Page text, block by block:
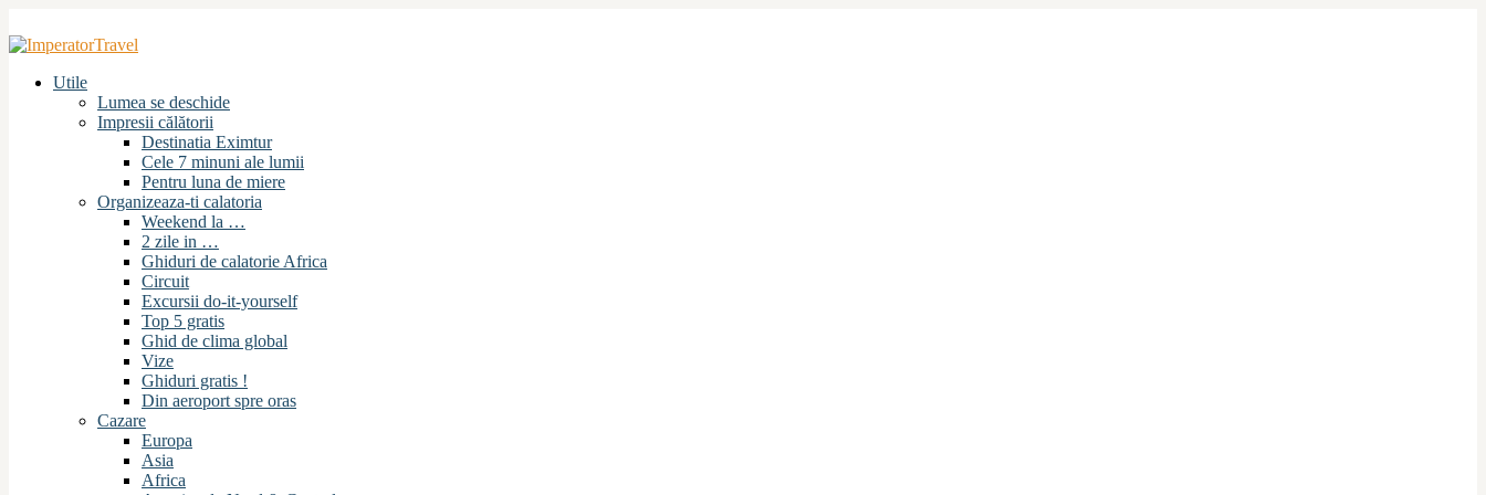
Utile
Lumea se deschide
Impresii călătorii
Destinatia Eximtur
Cele 7 minuni ale lumii
Pentru luna de miere
Organizeaza-ti calatoria
Weekend la …
2 zile in …
Ghiduri de calatorie Africa
Circuit
Excursii do-it-yourself
Top 5 gratis
Ghid de clima global
Vize
Ghiduri gratis !
Din aeroport spre oras
Cazare
Europa
Asia
Africa